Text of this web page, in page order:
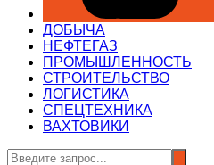
ДОБЫЧА
НЕФТЕГАЗ
ПРОМЫШЛЕННОСТЬ
СТРОИТЕЛЬСТВО
ЛОГИСТИКА
СПЕЦТЕХНИКА
ВАХТОВИКИ